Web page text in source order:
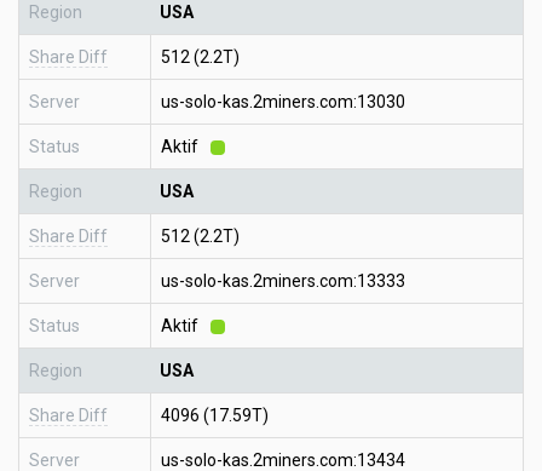
Region USA
Share Diff 512 (2.2T)
Server us-solo-kas.2miners.com:13030
Status Aktif
Region USA
Share Diff 512 (2.2T)
Server us-solo-kas.2miners.com:13333
Status Aktif
Region USA
Share Diff 4096 (17.59T)
Server us-solo-kas.2miners.com:13434